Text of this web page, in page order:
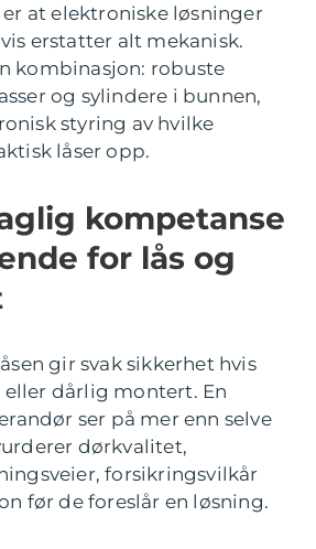
at elektroniske løsninger
erstatter alt mekanisk.
kombinasjon: robuste
og sylindere i bunnen,
styring av hvilke
låser opp.
kompetanse
for lås og
gir svak sikkerhet hvis
dårlig montert. En
ser på mer enn selve
dørkvalitet,
forsikringsvilkår
før de foreslår en løsning.